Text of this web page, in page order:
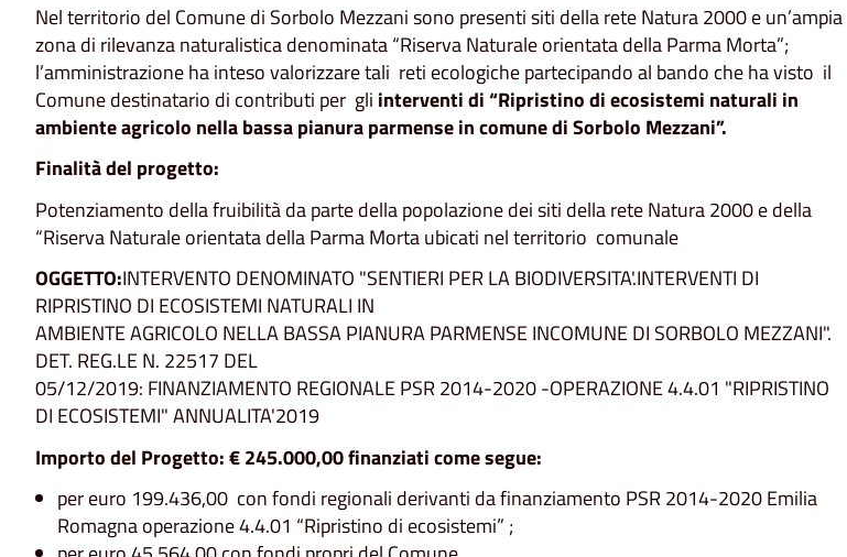
Nel territorio del Comune di Sorbolo Mezzani sono presenti siti della rete Natura 2000 e un’ampia
zona di rilevanza naturalistica denominata “Riserva Naturale orientata della Parma Morta”;
l’amministrazione ha inteso valorizzare tali reti ecologiche partecipando al bando che ha visto il
Comune destinatario di contributi per gli interventi di “Ripristino di ecosistemi naturali in
ambiente agricolo nella bassa pianura parmense in comune di Sorbolo Mezzani”.
Finalità del progetto:
Potenziamento della fruibilità da parte della popolazione dei siti della rete Natura 2000 e della
“Riserva Naturale orientata della Parma Morta ubicati nel territorio comunale
OGGETTO:INTERVENTO DENOMINATO "SENTIERI PER LA BIODIVERSITA'.INTERVENTI DI
RIPRISTINO DI ECOSISTEMI NATURALI IN
AMBIENTE AGRICOLO NELLA BASSA PIANURA PARMENSE INCOMUNE DI SORBOLO MEZZANI".
DET. REG.LE N. 22517 DEL
05/12/2019: FINANZIAMENTO REGIONALE PSR 2014-2020 -OPERAZIONE 4.4.01 "RIPRISTINO
DI ECOSISTEMI" ANNUALITA'2019
Importo del Progetto: € 245.000,00 finanziati come segue:
per euro 199.436,00 con fondi regionali derivanti da finanziamento PSR 2014-2020 Emilia
Romagna operazione 4.4.01 “Ripristino di ecosistemi” ;